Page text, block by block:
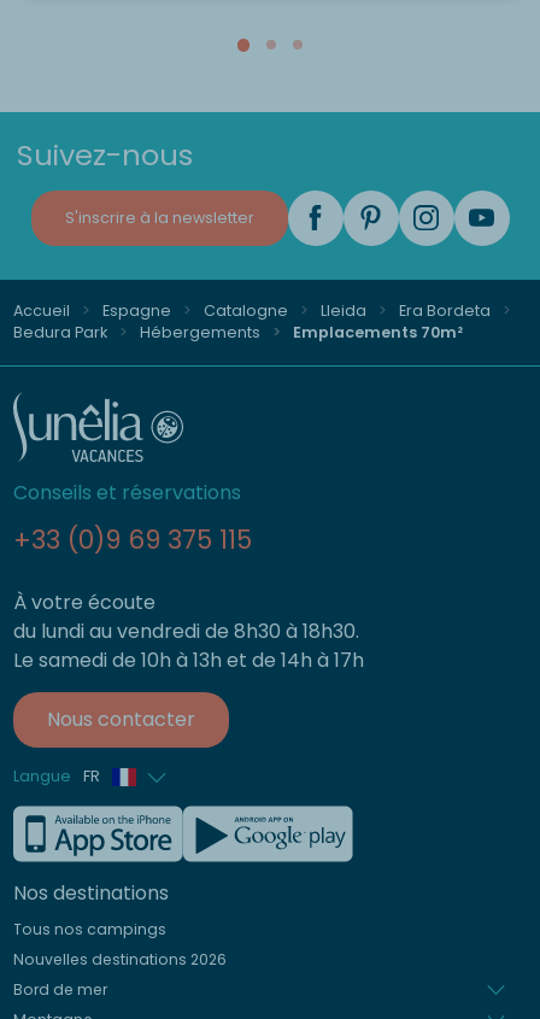
Suivez-nous
S'inscrire à la newsletter
Accueil Espagne Catalogne Lleida
Era Bordeta
Bedura Park
Hébergements Emplacements 70m²
Conseils et réservations
+33 (0)9 69 375 115
À votre écoute
du lundi au vendredi de 8h30 à 18h30.
Le samedi de 10h à 13h et de 14h à 17h
Nous contacter
Langue FR
Anglais
Allemand
Italien
Espagnol
Néerlandais
Nos destinations
Tous nos campings
Nouvelles destinations 2026
Bord de mer